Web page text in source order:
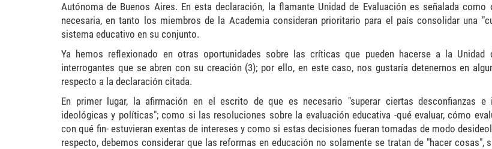
Autónoma de Buenos Aires. En esta declaración, la flamante Unidad de Evaluación es señalada como
necesaria, en tanto los miembros de la Academia consideran prioritario para el país consolidar una
sistema educativo en su conjunto.
Ya hemos reflexionado en otras oportunidades sobre las críticas que pueden hacerse a la Unidad
interrogantes que se abren con su creación (3); por ello, en este caso, nos gustaría detenernos en
respecto a la declaración citada.
En primer lugar, la afirmación en el escrito de que es necesario "superar ciertas desconfianzas e
ideológicas y políticas"; como si las resoluciones sobre la evaluación educativa -qué evaluar, cómo
con qué fin- estuvieran exentas de intereses y como si estas decisiones fueran tomadas de modo
respecto, debemos considerar que las reformas en educación no solamente se tratan de "hacer cosas",